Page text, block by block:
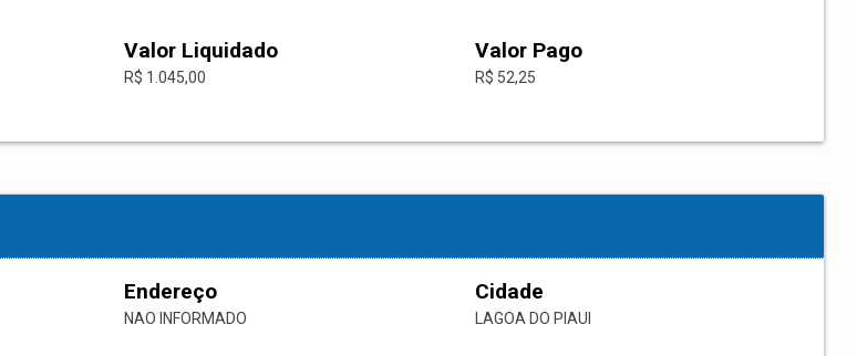
Valor Liquidado
R$ 1.045,00
Valor Pago
R$ 52,25
Endereço
NAO INFORMADO
Cidade
LAGOA DO PIAUI